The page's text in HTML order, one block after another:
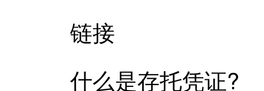
链接
什么是存托凭证?